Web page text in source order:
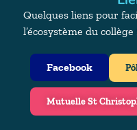
Quelques liens pour
l’écosystème du
Facebook
Mutuelle St